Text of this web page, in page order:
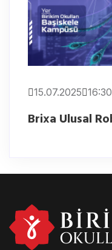
15.07.2025 16:30
Brixa Ulusal